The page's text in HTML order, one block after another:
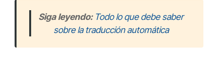
Siga leyendo:Todo lo que debe saber
sobre la traducción automática